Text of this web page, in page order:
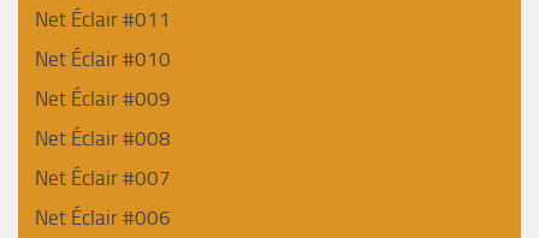
Net Éclair #011
Net Éclair #010
Net Éclair #009
Net Éclair #008
Net Éclair #007
Net Éclair #006